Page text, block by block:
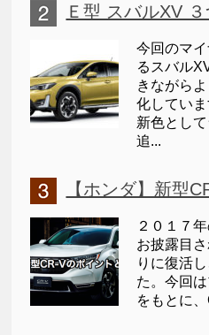
Ｅ型 スバルXV
今回のマ
るスバル
きながら
化してい
新色とし
追...
【ホンダ】新型
２０１７
お披露目
りに復活
た。今回
をもとに